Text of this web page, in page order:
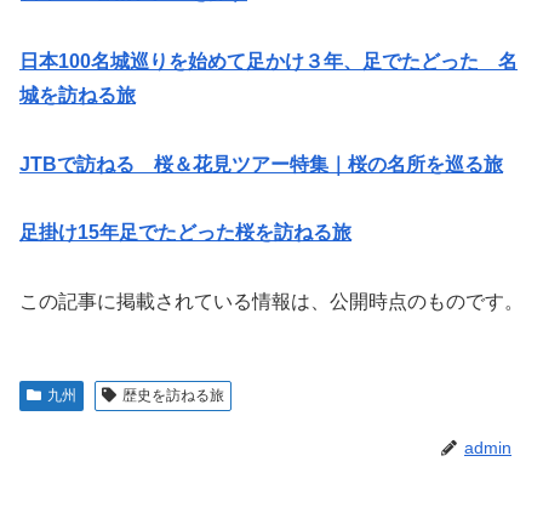
日本100名城巡りを始めて足かけ３年、足でたどった 名
城を訪ねる旅
JTBで訪ねる 桜＆花見ツアー特集｜桜の名所を巡る旅
足掛け15年足でたどった桜を訪ねる旅
この記事に掲載されている情報は、公開時点のものです。
九州 歴史を訪ねる旅
admin